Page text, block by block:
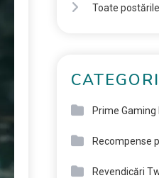
Toate postările
Prime Gaming
Recompense
Revendicări